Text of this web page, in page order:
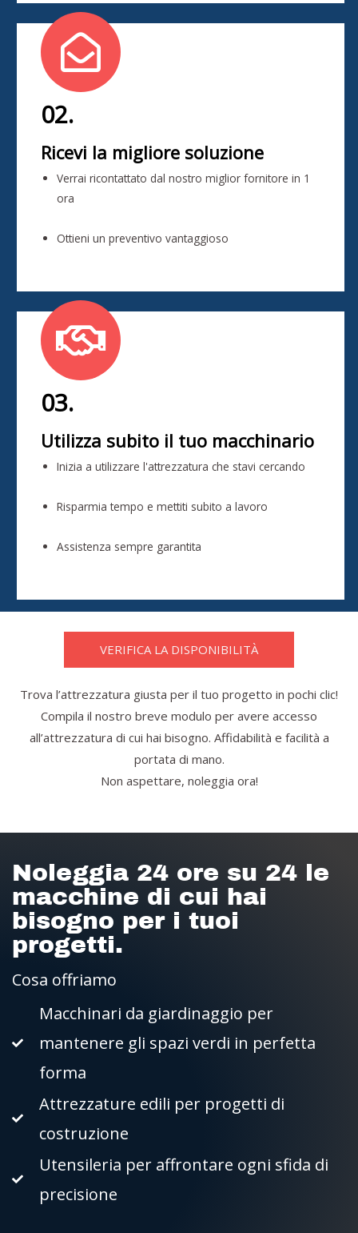
02.
Ricevi la migliore soluzione
Verrai ricontattato dal nostro miglior fornitore in 1
ora
Ottieni un preventivo vantaggioso
03.
Utilizza subito il tuo macchinario
Inizia a utilizzare l'attrezzatura che stavi cercando
Risparmia tempo e mettiti subito a lavoro
Assistenza sempre garantita
VERIFICA LA DISPONIBILITÀ
Trova l’attrezzatura giusta per il tuo progetto in pochi clic!
Compila il nostro breve modulo per avere accesso
all’attrezzatura di cui hai bisogno. Affidabilità e facilità a
portata di mano.
Non aspettare, noleggia ora!
Noleggia 24 ore su 24 le
macchine di cui hai
bisogno per i tuoi
progetti.
Cosa offriamo
Macchinari da giardinaggio per
mantenere gli spazi verdi in perfetta
forma
Attrezzature edili per progetti di
costruzione
Utensileria per affrontare ogni sfida di
precisione